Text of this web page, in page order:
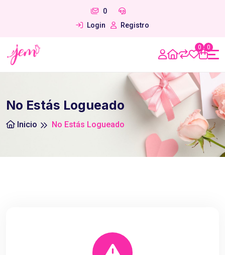
0
Login
Registro
0 0
No Estás Logueado
Inicio No Estás Logueado